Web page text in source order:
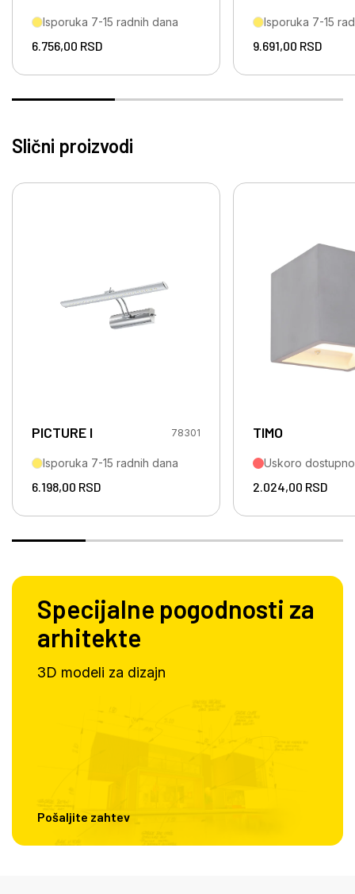
Isporuka 7-15 radnih dana
6.756,00 RSD
Isporuka 7-15
9.691,00 RSD
Slični proizvodi
PICTURE I 78301
Isporuka 7-15 radnih dana
6.198,00 RSD
TIMO
Uskoro dostupno
2.024,00 RSD
Specijalne pogodnosti za
arhitekte
3D modeli za dizajn
Pošaljite zahtev